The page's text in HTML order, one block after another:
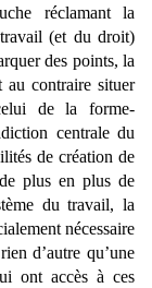
réclamant la
(et du droit)
des points, la
au contraire situer
de la forme-
centrale du
de création de
plus en plus de
du travail, la
nécessaire
d’autre qu’une
ont accès à ces